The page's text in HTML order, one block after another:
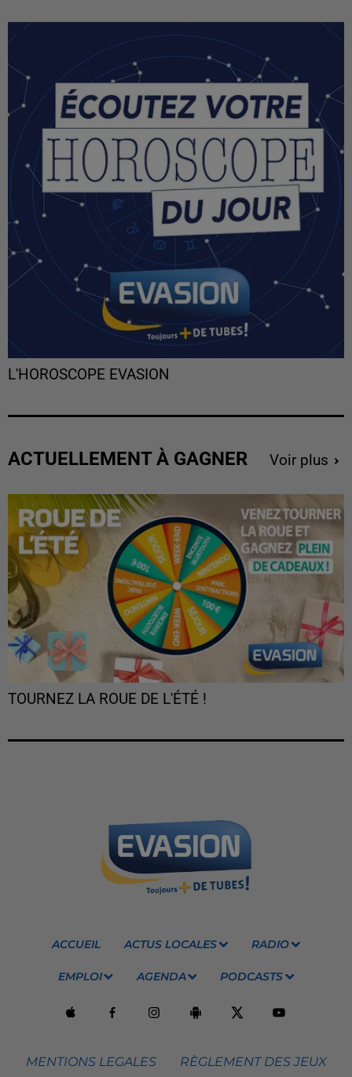
L'HOROSCOPE EVASION
ACTUELLEMENT À GAGNER Voir plus
TOURNEZ LA ROUE DE L'ÉTÉ !
ACCUEIL ACTUS LOCALES RADIO
EMPLOI AGENDA PODCASTS
MENTIONS LEGALES RÈGLEMENT DES JEUX